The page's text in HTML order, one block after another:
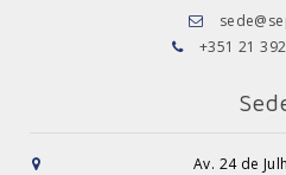
+351 21
Av. 24 de